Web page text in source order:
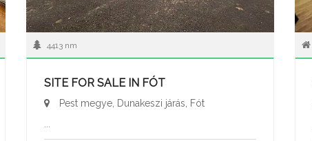
4413 nm
SITE FOR SALE IN FÓT
Pest megye, Dunakeszi járás, Fót
...